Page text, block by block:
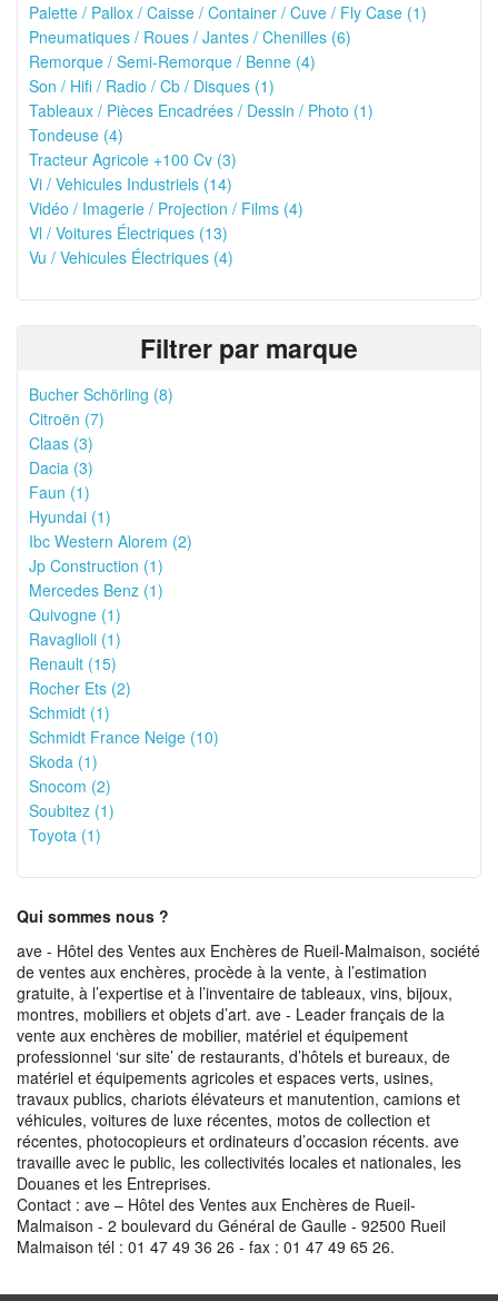
Palette / Pallox / Caisse / Container / Cuve / Fly Case (1)
Pneumatiques / Roues / Jantes / Chenilles (6)
Remorque / Semi-Remorque / Benne (4)
Son / Hifi / Radio / Cb / Disques (1)
Tableaux / Pièces Encadrées / Dessin / Photo (1)
Tondeuse (4)
Tracteur Agricole +100 Cv (3)
Vi / Vehicules Industriels (14)
Vidéo / Imagerie / Projection / Films (4)
Vl / Voitures Électriques (13)
Vu / Vehicules Électriques (4)
Filtrer par marque
Bucher Schörling (8)
Citroën (7)
Claas (3)
Dacia (3)
Faun (1)
Hyundai (1)
Ibc Western Alorem (2)
Jp Construction (1)
Mercedes Benz (1)
Quivogne (1)
Ravaglioli (1)
Renault (15)
Rocher Ets (2)
Schmidt (1)
Schmidt France Neige (10)
Skoda (1)
Snocom (2)
Soubitez (1)
Toyota (1)
Qui sommes nous ?
ave - Hôtel des Ventes aux Enchères de Rueil-Malmaison, société
de ventes aux enchères, procède à la vente, à l’estimation
gratuite, à l’expertise et à l’inventaire de tableaux, vins, bijoux,
montres, mobiliers et objets d’art. ave - Leader français de la
vente aux enchères de mobilier, matériel et équipement
professionnel ‘sur site’ de restaurants, d’hôtels et bureaux, de
matériel et équipements agricoles et espaces verts, usines,
travaux publics, chariots élévateurs et manutention, camions et
véhicules, voitures de luxe récentes, motos de collection et
récentes, photocopieurs et ordinateurs d’occasion récents. ave
travaille avec le public, les collectivités locales et nationales, les
Douanes et les Entreprises.
Contact : ave – Hôtel des Ventes aux Enchères de Rueil-
Malmaison - 2 boulevard du Général de Gaulle - 92500 Rueil
Malmaison tél : 01 47 49 36 26 - fax : 01 47 49 65 26.